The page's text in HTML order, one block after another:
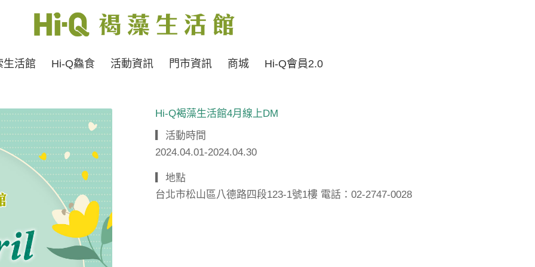
生活館 Hi-Q鱻食 活動資訊 門市資訊 商城 Hi-Q會員2.0
Hi-Q褐藻生活館4月線上DM
▎活動時間
2024.04.01-2024.04.30
▎地點
台北市松山區八德路四段123-1號1樓 電話：02-2747-0028